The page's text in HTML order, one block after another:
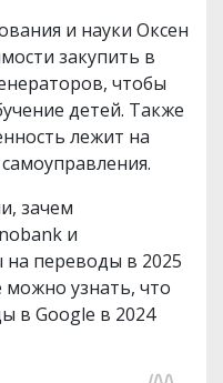
и науки Оксен
закупить в
чтобы
детей. Также
лежит на
зачем
и
переводы в 2025
узнать, что
в Google в 2024